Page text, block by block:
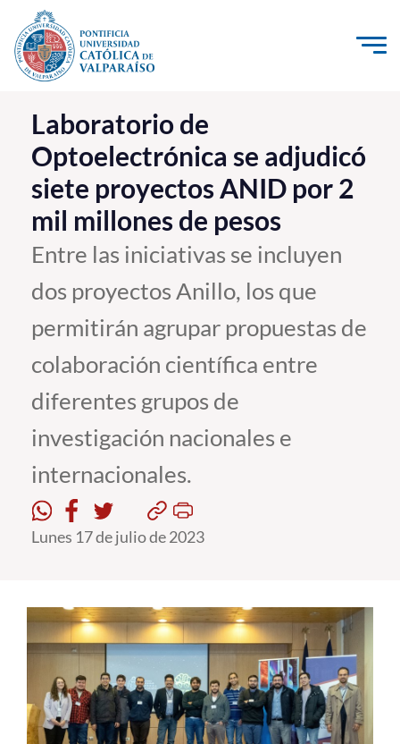
Click acá para ir directamente al contenido
La Universidad
Investigación, Creación e Innovación
PUCV Internacional
Vinculación con el Medio
Admisión
Postgrado
Formación Continua
Estudiantes
Académicos
Funcionarios
English
Laboratorio de
Optoelectrónica se adjudicó
siete proyectos ANID por 2
mil millones de pesos
Entre las iniciativas se incluyen
dos proyectos Anillo, los que
permitirán agrupar propuestas de
colaboración científica entre
diferentes grupos de
investigación nacionales e
internacionales.
Lunes 17 de julio de 2023